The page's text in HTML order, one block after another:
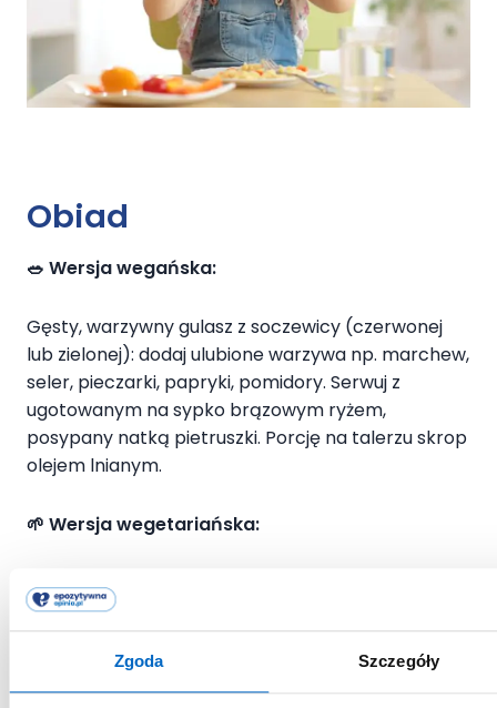
Zgoda Szczegóły
Obiad
🥗 Wersja wegańska:
Gęsty, warzywny gulasz z soczewicy (czerwonej
lub zielonej): dodaj ulubione warzywa np. marchew,
seler, pieczarki, papryki, pomidory. Serwuj z
ugotowanym na sypko brązowym ryżem,
posypany natką pietruszki. Porcję na talerzu skrop
olejem lnianym.
🌱 Wersja wegetariańska:
Gęsty, warzywny gulasz z czerwonej soczewicy
(j.w.) serwowany z ugotowanym na sypko
brązowym ryżem, lekko zabielony kremowym
jogurtem greckim. Całość udekorowana natką
pietruszki i delikatnie skropiona olejem lnianym, tuż